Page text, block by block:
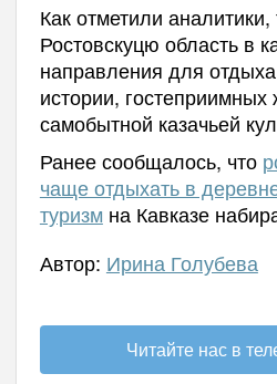
Как отметили
Ростовскуцю область в
направления для отдыха
истории, гостеприимных
самобытной казачьей
Ранее сообщалось, что
чаще отдыхать в
туризмна Кавказе
Автор: Ирина Голубева
Читайте нас в